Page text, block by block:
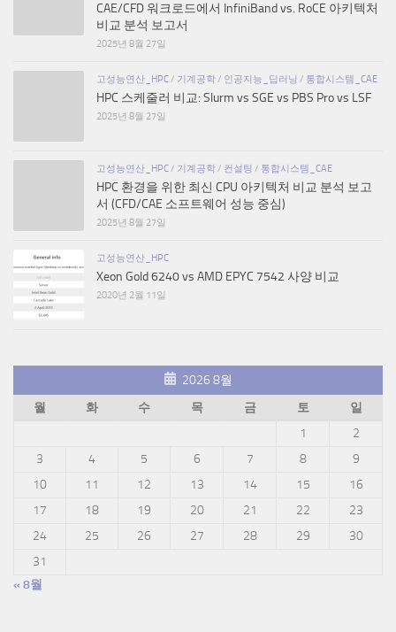
CAE/CFD 워크로드에서 InfiniBand vs. RoCE 아키텍처
비교 분석 보고서
2025년 8월 27일
고성능연산_HPC/ 기계공학/ 인공지능_딥러닝 / 통합시스템_CAE
HPC 스케줄러 비교: Slurm vs SGE vs PBS Pro vs LSF
2025년 8월 27일
고성능연산_HPC/ 기계공학/ 컨설팅 / 통합시스템_CAE
HPC 환경을 위한 최신 CPU 아키텍처 비교 분석 보고
서 (CFD/CAE 소프트웨어 성능 중심)
2025년 8월 27일
고성능연산_HPC
Xeon Gold 6240 vs AMD EPYC 7542 사양 비교
2020년 2월 11일
2026 8월
월
화 수 목 금 토
일
1
2
3
4 5 6 7 8
9
10
11 12 13 14 15
16
17
18 19 20 21 22
23
24
25 26 27 28 29
30
31
« 8월